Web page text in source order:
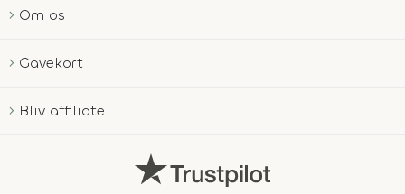
Om os
Gavekort
Bliv affiliate